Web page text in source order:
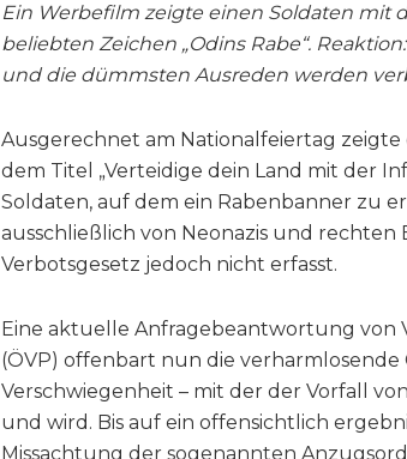
Ein Werbefilm zeigte einen Soldaten mit
beliebten Zeichen „Odins Rabe“.
und die dümmsten Ausreden werden
Ausgerechnet am Nationalfeiertag
dem Titel „Verteidige dein Land mit der
Soldaten, auf dem ein Rabenbanner zu
ausschließlich von Neonazis und rechten
Verbotsgesetz jedoch nicht erfasst.
Eine aktuelle Anfragebeantwortung von
(ÖVP) offenbart nun die
Verschwiegenheit – mit der der Vorfall
und wird. Bis auf ein offensichtlich
Missachtung der sogenannten